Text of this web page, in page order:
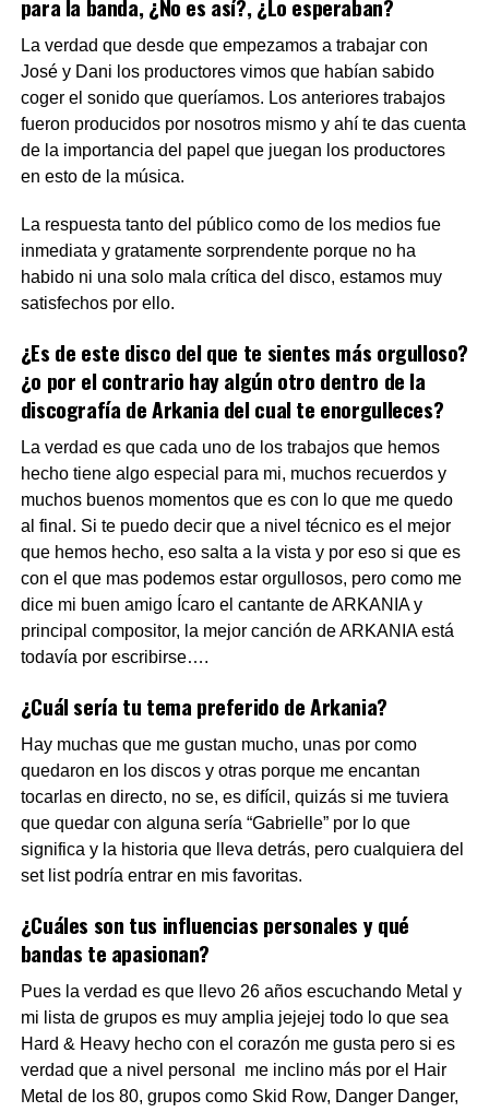
para la banda, ¿No es así?, ¿Lo esperaban?
La verdad que desde que empezamos a trabajar con
José y Dani los productores vimos que habían sabido
coger el sonido que queríamos. Los anteriores trabajos
fueron producidos por nosotros mismo y ahí te das cuenta
de la importancia del papel que juegan los productores
en esto de la música.
La respuesta tanto del público como de los medios fue
inmediata y gratamente sorprendente porque no ha
habido ni una solo mala crítica del disco, estamos muy
satisfechos por ello.
¿Es de este disco del que te sientes más orgulloso?
¿o por el contrario hay algún otro dentro de la
discografía de Arkania del cual te enorgulleces?
La verdad es que cada uno de los trabajos que hemos
hecho tiene algo especial para mi, muchos recuerdos y
muchos buenos momentos que es con lo que me quedo
al final. Si te puedo decir que a nivel técnico es el mejor
que hemos hecho, eso salta a la vista y por eso si que es
con el que mas podemos estar orgullosos, pero como me
dice mi buen amigo Ícaro el cantante de ARKANIA y
principal compositor, la mejor canción de ARKANIA está
todavía por escribirse….
¿Cuál sería tu tema preferido de Arkania?
Hay muchas que me gustan mucho, unas por como
quedaron en los discos y otras porque me encantan
tocarlas en directo, no se, es difícil, quizás si me tuviera
que quedar con alguna sería “Gabrielle” por lo que
significa y la historia que lleva detrás, pero cualquiera del
set list podría entrar en mis favoritas.
¿Cuáles son tus influencias personales y qué
bandas te apasionan?
Pues la verdad es que llevo 26 años escuchando Metal y
mi lista de grupos es muy amplia jejejej todo lo que sea
Hard & Heavy hecho con el corazón me gusta pero si es
verdad que a nivel personal me inclino más por el Hair
Metal de los 80, grupos como Skid Row, Danger Danger,